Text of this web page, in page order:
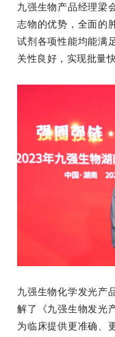
九强生物产品经理梁
志物的优势，全面的
试剂各项性能均能满
关性良好，实现批量
九强生物化学发光产
解了《九强生物发光
为临床提供更准确、